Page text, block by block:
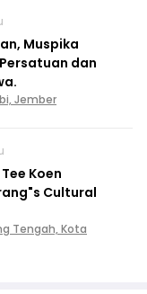
Muspika
dan
Jember
Koen
Cultural
Tengah, Kota